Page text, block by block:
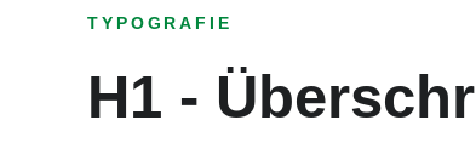
TYPOGRAFIE
H1 -